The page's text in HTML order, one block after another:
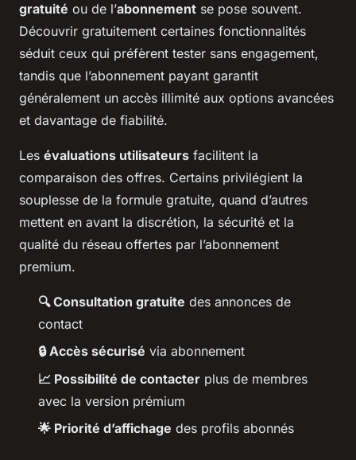
gratuité ou de l’abonnement se pose souvent.
Découvrir gratuitement certaines fonctionnalités
séduit ceux qui préfèrent tester sans engagement,
tandis que l’abonnement payant garantit
généralement un accès illimité aux options avancées
et davantage de fiabilité.
Les évaluations utilisateurs facilitent la
comparaison des offres. Certains privilégient la
souplesse de la formule gratuite, quand d’autres
mettent en avant la discrétion, la sécurité et la
qualité du réseau offertes par l’abonnement
premium.
🔍 Consultation gratuite des annonces de
contact
🔒 Accès sécurisé via abonnement
📈 Possibilité de contacter plus de membres
avec la version prémium
🌟 Priorité d’affichage des profils abonnés